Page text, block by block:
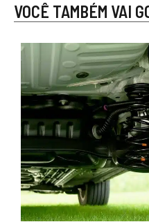
VOCÊ TAMBÉM VAI